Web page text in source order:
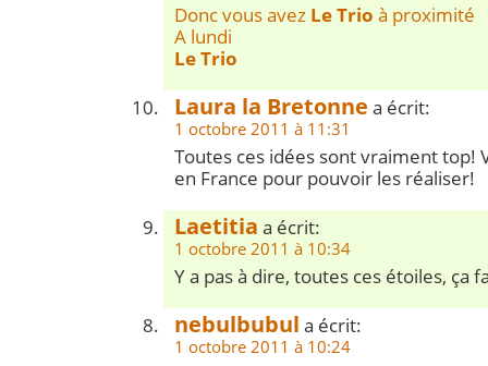
Donc vous avez Le Trio à proximité
A lundi
Le Trio
Laura la Bretonne a écrit:
1 octobre 2011 à 11:31
Toutes ces idées sont vraiment top!
en France pour pouvoir les réaliser!
Laetitia a écrit:
1 octobre 2011 à 10:34
Y a pas à dire, toutes ces étoiles, ça
nebulbubul a écrit:
1 octobre 2011 à 10:24